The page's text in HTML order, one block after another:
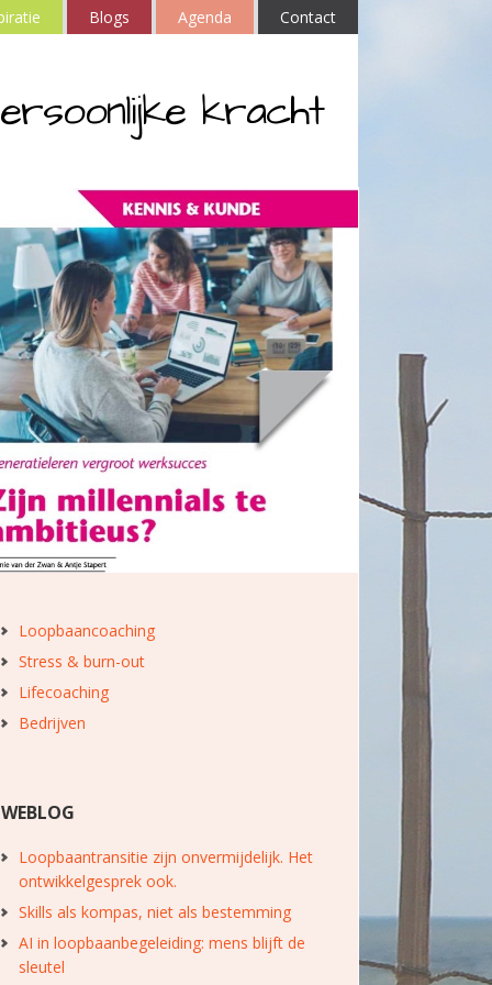
Blogs Agenda Contact
kracht
Loopbaancoaching
Stress & burn-out
Lifecoaching
Bedrijven
WEBLOG
Loopbaantransitie zijn onvermijdelijk. Het
ontwikkelgesprek ook.
Skills als kompas, niet als bestemming
AI in loopbaanbegeleiding: mens blijft de
sleutel